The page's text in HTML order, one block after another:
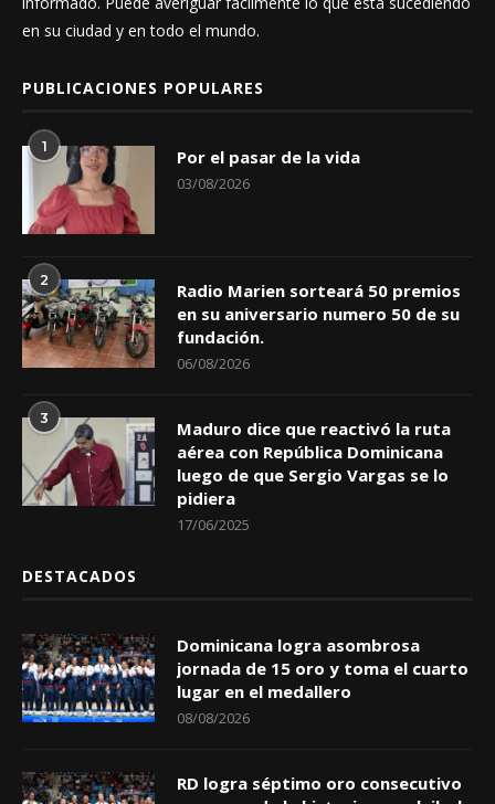
en su ciudad y en todo el mundo.
PUBLICACIONES POPULARES
1 Por el pasar de la vida
03/08/2026
2
Radio Marien sorteará 50 premios
en su aniversario numero 50 de su
fundación.
06/08/2026
3
Maduro dice que reactivó la ruta
aérea con República Dominicana
luego de que Sergio Vargas se lo
pidiera
17/06/2025
DESTACADOS
Dominicana logra asombrosa
jornada de 15 oro y toma el cuarto
lugar en el medallero
08/08/2026
RD logra séptimo oro consecutivo